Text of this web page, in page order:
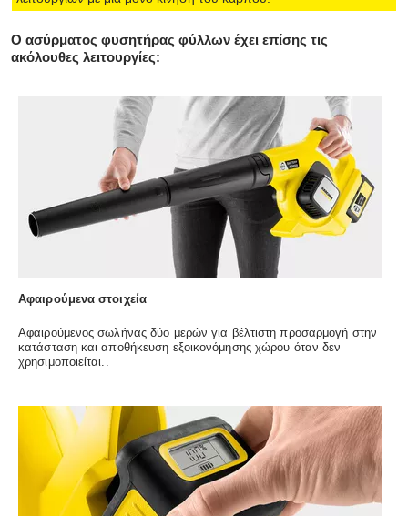
Ο ασύρματος φυσητήρας φύλλων έχει επίσης τις
ακόλουθες λειτουργίες:
Αφαιρούμενα στοιχεία
Αφαιρούμενος σωλήνας δύο μερών για βέλτιστη προσαρμογή στην
κατάσταση και αποθήκευση εξοικονόμησης χώρου όταν δεν
χρησιμοποιείται..